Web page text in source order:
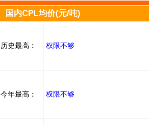
国内CPL均价(元/吨)
历史最高： 权限不够
今年最高： 权限不够